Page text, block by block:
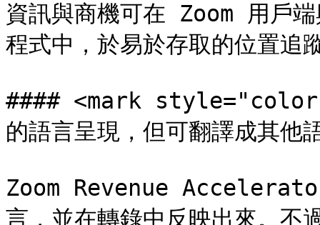
資訊與商機可在 Zoom 用戶
程式中，於易於存取的位置追
#### <mark style="color:
的語言呈現，但可翻譯成其他
Zoom Revenue
言，並在轉錄中反映出來。不